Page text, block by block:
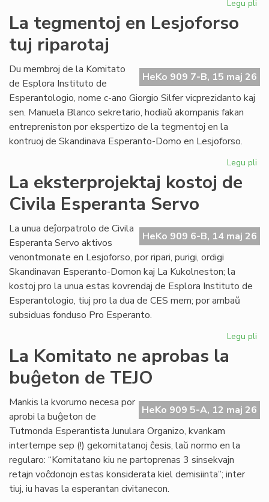
Legu pli
de
La tegmentoj en Lesjoforso
tuj riparotaj
HeKo 909 7-B, 15 maj 26
Du membroj de la Komitato
de Esplora Instituto de
Esperantologio, nome c-ano Giorgio Silfer vicprezidanto kaj
sen. Manuela Blanco sekretario, hodiaŭ akompanis fakan
entrepreniston por ekspertizo de la tegmentoj en la
kontruoj de Skandinava Esperanto-Domo en Lesjoforso.
Legu pli
tuj
La eksterprojektaj kostoj de
Civila Esperanta Servo
HeKo 909 6-B, 14 maj 26
La unua deĵorpatrolo de Civila
Esperanta Servo aktivos
venontmonate en Lesjoforso, por ripari, purigi, ordigi
Skandinavan Esperanto-Domon kaj La Kukolneston; la
kostoj pro la unua estas kovrendaj de Esplora Instituto de
Esperantologio, tiuj pro la dua de CES mem; por ambaŭ
subsiduas fonduso Pro Esperanto.
Legu pli
La Komitato ne aprobas la
buĝeton de TEJO
HeKo 909 5-A, 12 maj 26
Mankis la kvorumo necesa por
aprobi la buĝeton de
Tutmonda Esperantista Junulara Organizo, kvankam
intertempe sep (!) gekomitatanoj ĉesis, laŭ normo en la
regularo: “Komitatano kiu ne partoprenas 3 sinsekvajn
retajn voĉdonojn estas konsiderata kiel demisiinta”; inter
tiuj, iu havas la esperantan civitanecon.